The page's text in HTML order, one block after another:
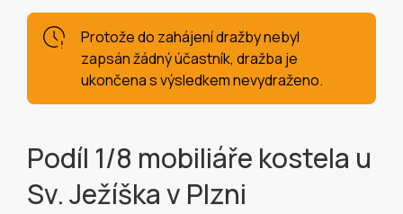
Protože do zahájení dražby nebyl
zapsán žádný účastník, dražba je
ukončena s výsledkem nevydraženo.
Podíl 1/8 mobiliáře kostela u
Sv. Ježíška v Plzni